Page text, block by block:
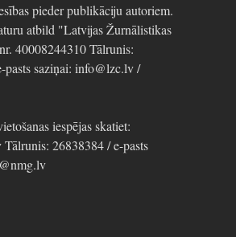
pieder publikāciju autoriem.
atbild "Latvijas Žurnālistikas
40008244310 Tālrunis:
pasts saziņai: info@lzc.lv /
iespējas skatiet:
26838384 / e-pasts